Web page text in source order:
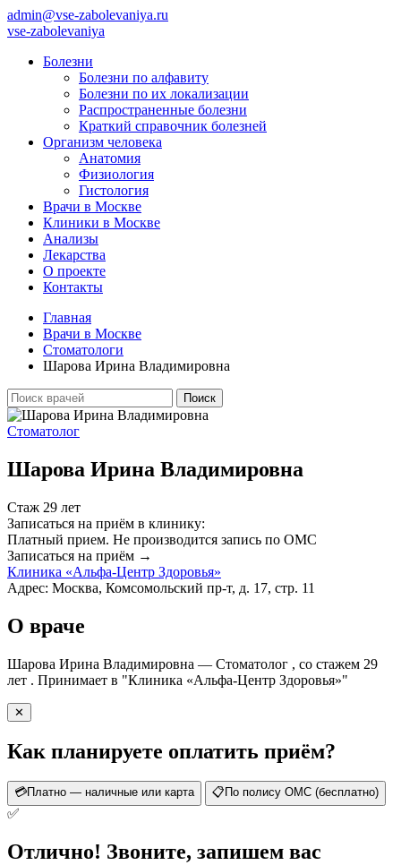
admin@vse-zabolevaniya.ru
vse-zabolevaniya
Болезни
Болезни по алфавиту
Болезни по их локализации
Распространенные болезни
Краткий справочник болезней
Организм человека
Анатомия
Физиология
Гистология
Врачи в Москве
Клиники в Москве
Анализы
Лекарства
О проекте
Контакты
Главная
Врачи в Москве
Стоматологи
Шарова Ирина Владимировна
Стоматолог
Шарова Ирина Владимировна
Стаж 29 лет
Записаться на приём в клинику:
Платный прием. Не производится запись по ОМС
Записаться на приём →
Клиника «Альфа-Центр Здоровья»
Адрес: Москва, Комсомольский пр-т, д. 17, стр. 11
О враче
Шарова Ирина Владимировна — Стоматолог , со стажем 29
лет . Принимает в "Клиника «Альфа-Центр Здоровья»"
✕
Как планируете оплатить приём?
💳Платно — наличные или карта 📋 По полису ОМС (бесплатно)
✅
Отлично! Звоните, запишем вас